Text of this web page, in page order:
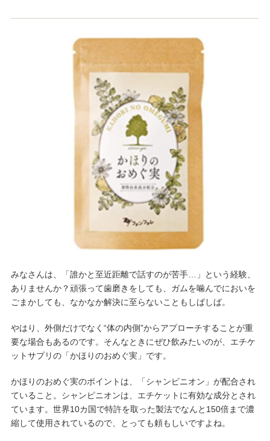
みなさんは、「誰かと至近距離で話すのが苦手…」という経験、
ありませんか？頑張って歯磨きをしても、ガムを噛んでにおいを
ごまかしても、なかなか解決に至らないこともしばしば。
やはり、外側だけでなく“体の内側”からアプローチすることが重
要な場合もあるのです。そんなときにぜひ飲みたいのが、エチケ
ットサプリの「かほりのおめぐ実」です。
かほりのおめぐ実のポイントは、「シャンピニオン」が配合され
ていること。シャンピニオンは、エチケットに有効な成分とされ
ています。世界10カ国で特許を取った製法でなんと150倍まで濃
縮して使用されているので、とっても頼もしいですよね。